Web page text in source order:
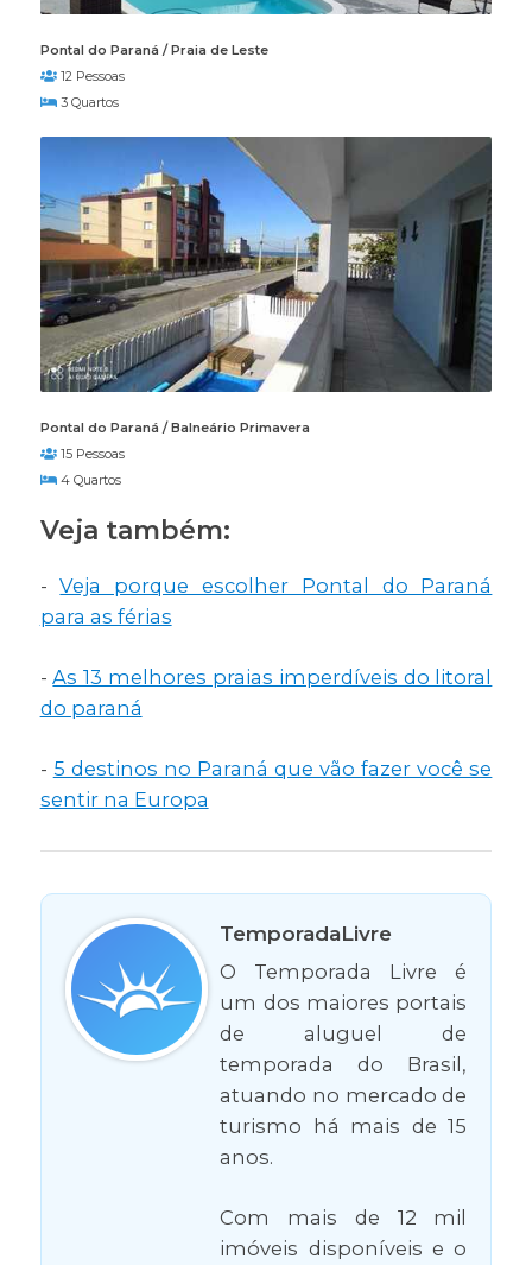
Pontal do Paraná / Praia de Leste
12 Pessoas
3 Quartos
Pontal do Paraná / Balneário Primavera
15 Pessoas
4 Quartos
Veja também:
-Veja porque escolher Pontal do Paraná
para as férias
-As 13 melhores praias imperdíveis do litoral
do paraná
- 5 destinos no Paraná que vão fazer você se
sentir na Europa
TemporadaLivre
O Temporada Livre é
um dos maiores portais
de aluguel de
temporada do Brasil,
atuando no mercado de
turismo há mais de 15
anos.
Com mais de 12 mil
imóveis disponíveis e o